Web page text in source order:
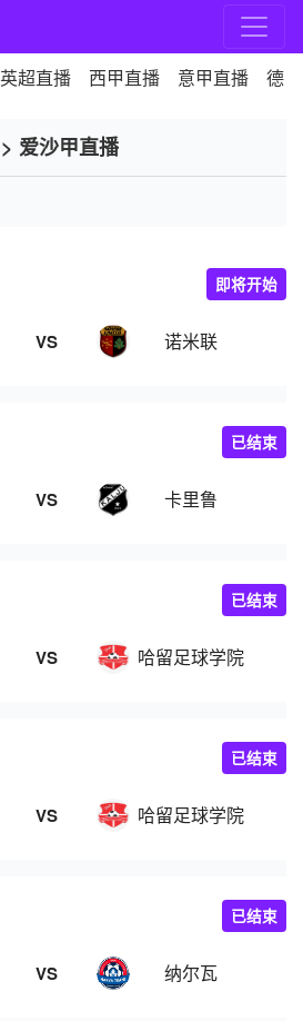
英超直播 西甲直播 意甲直播 德
> 爱沙甲直播
VS 诺米联
即将开始
VS 卡里鲁
已结束
VS 哈留足球学院
已结束
VS 哈留足球学院
已结束
VS 纳尔瓦
已结束